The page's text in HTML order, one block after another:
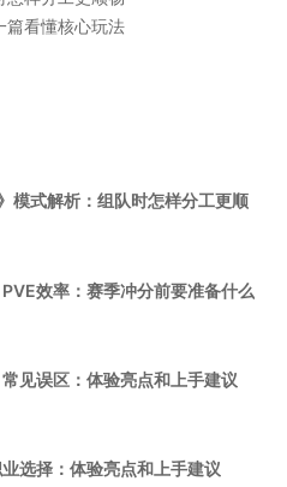
篇看懂核心玩法
模式解析：组队时怎样分工更顺
PVE效率：赛季冲分前要准备什么
常见误区：体验亮点和上手建议
业选择：体验亮点和上手建议